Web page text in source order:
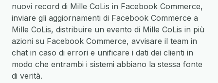
nuovi record di Mille CoLis in Facebook Commerce,
inviare gli aggiornamenti di Facebook Commerce a
Mille CoLis, distribuire un evento di Mille CoLis in più
azioni su Facebook Commerce, avvisare il team in
chat in caso di errori e unificare i dati dei clienti in
modo che entrambi i sistemi abbiano la stessa fonte
di verità.